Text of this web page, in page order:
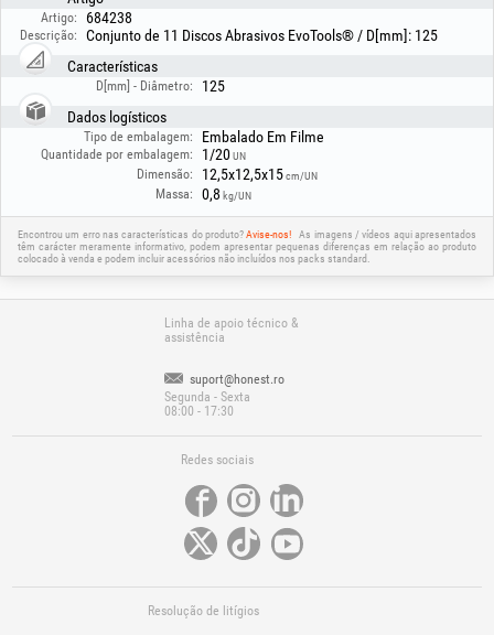
incluídas: 1x P40, 1x P60, 1x P80, 1x P120
- Discos flap em zircónio (azuis) – 4 un. Granulometrias incluídas: 1x P40,
1x P60, 1x P80, 1x P120
- Disco de decapagem – 1 un
- Disco de nylon para acabamento – 1 un
- Disco de feltro para polimento – 1 un
Especificações técnicas:
Diâmetro exterior: 125 mm
Diâmetro interior / furo: 22.23 mm
Número de peças no conjunto: 11 un
Respeite as velocidades máximas de trabalho indicadas em cada disco
(12200 Rpm para os de desbaste e 9600 Rpm para os de
limpeza/polimento). Para o disco de feltro recomenda‑se utilizar uma
rebarbadora com variador de velocidade em rotação mais baixa, para não
máscara, luvas).
Artigo: 684238
Descrição:
Conjunto de 11 Discos Abrasivos EvoTools® / D[mm]: 125
Características
D[mm] - Diâmetro:
125
Dados logísticos
Tipo de embalagem: Embalado Em Filme
Quantidade por embalagem: 1/20UN
Dimensão: 12,5x12,5x15cm/UN
Massa: 0,8 kg/UN
Encontrou um erro nas características do produto?Avise-nos!
As imagens / vídeos aqui apresentados
têm carácter meramente informativo, podem apresentar pequenas diferenças em relação ao produto
colocado à venda e podem incluir acessórios não incluídos nos packs standard.
Linha de apoio técnico &
assistência
suport@honest.ro
Segunda - Sexta
08:00 - 17:30
Redes sociais
Resolução de litígios